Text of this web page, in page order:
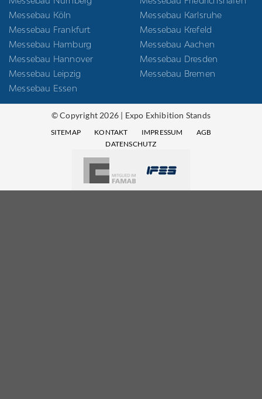
Messebau Köln
Messebau Frankfurt
Messebau Hamburg
Messebau Hannover
Messebau Leipzig
Messebau Essen
Messebau Karlsruhe
Messebau Krefeld
Messebau Aachen
Messebau Dresden
Messebau Bremen
© Copyright 2026 | Expo Exhibition Stands
SITEMAP KONTAKT IMPRESSUM
AGB
DATENSCHUTZ